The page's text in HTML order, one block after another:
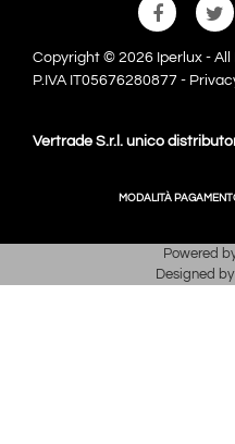
Copyright © 2026 Iperlux - All
P.IVA IT05676280877 -
Vertrade S.r.l. unico
MODALITÀ
Powered
Designed by